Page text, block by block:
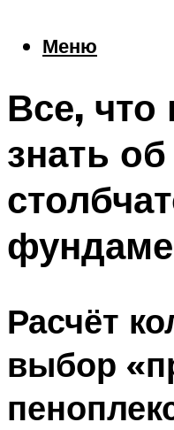
Меню
Все, что
знать
Расчёт
выбор